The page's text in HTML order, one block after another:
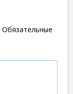
Обязательные